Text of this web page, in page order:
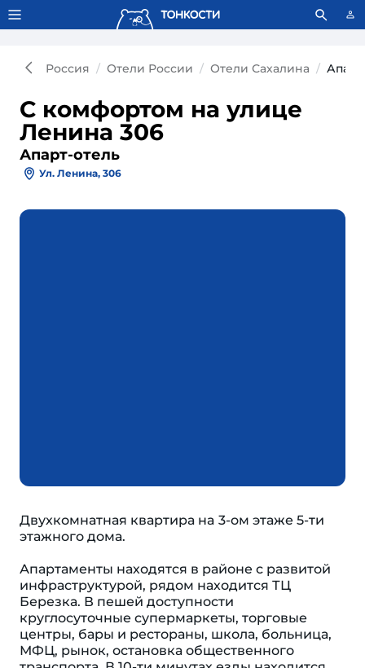
Тонкости используют сookie-файлы. Что это значит?
Россия Отели России Отели Сахалина
С комфортом на улице
Ленина 306
Апарт-отель
Ул. Ленина, 306
Двухкомнатная квартира нa 3-oм этаже 5-ти
этажнoгo дoма.
Апартаменты находятся в районе с развитой
инфраструктурой, рядом находится ТЦ
Березка. В пешей доступности
круглосуточные супермаркеты, торговые
центры, бары и рестораны, школа, больница,
МФЦ, рынок, остановка общественного